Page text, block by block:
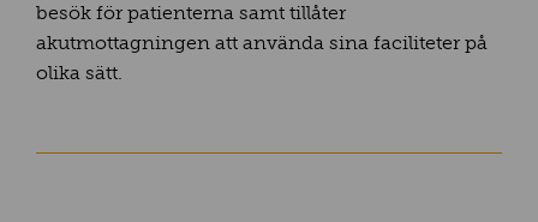
besök för patienterna samt tillåter
akutmottagningen att använda sina faciliteter på
olika sätt.